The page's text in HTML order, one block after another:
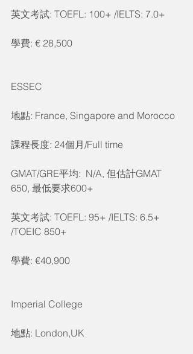
英文考試: TOEFL: 100+ /IELTS: 7.0+
學費: € 28,500
ESSEC
地點: France, Singapore and Morocco
課程長度: 24個月/Full time
GMAT/GRE平均:  N/A, 但估計GMAT
650, 最低要求600+
英文考試: TOEFL: 95+ /IELTS: 6.5+
/TOEIC 850+
學費: €40,900
Imperial College
地點: London,UK